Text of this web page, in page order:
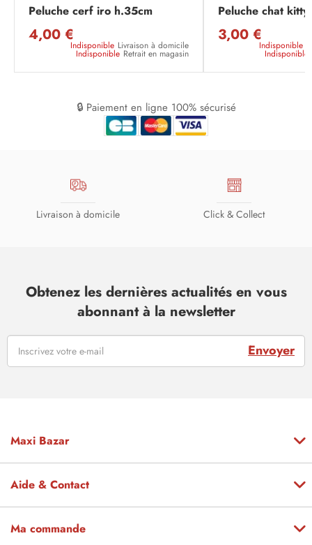
Peluche cerf iro h.35cm
4,00 €
Indisponible Livraison à domicile
Indisponible Retrait en magasin
Peluche chat kitty
3,00 €
Indisponible
Indisponible
🔒 Paiement en ligne 100% sécurisé
Livraison à domicile Click & Collect
Obtenez les dernières actualités en vous
abonnant à la newsletter
Envoyer
Maxi Bazar
Aide & Contact
Ma commande